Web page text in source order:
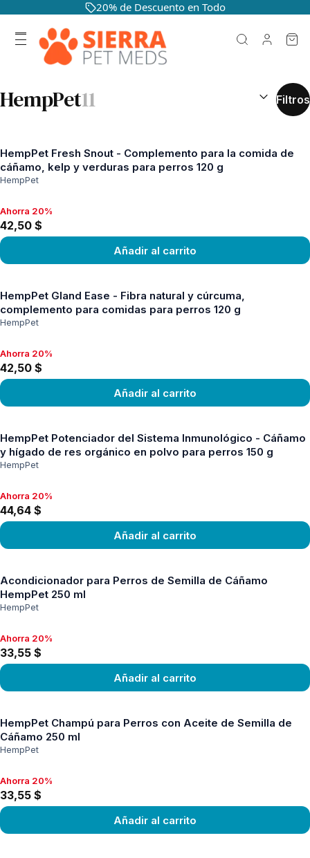
20% de Descuento en Todo
HempPet11 Filtros
HempPet Fresh Snout - Complemento para la comida de
cáñamo, kelp y verduras para perros 120 g
HempPet
Ahorra 20%, 42,50 $
Ahorra 20%
42,50 $
Añadir al carrito
HempPet Gland Ease - Fibra natural y cúrcuma,
complemento para comidas para perros 120 g
HempPet
Ahorra 20%, 42,50 $
Ahorra 20%
42,50 $
Añadir al carrito
HempPet Potenciador del Sistema Inmunológico - Cáñamo
y hígado de res orgánico en polvo para perros 150 g
HempPet
Ahorra 20%, 44,64 $
Ahorra 20%
44,64 $
Añadir al carrito
Acondicionador para Perros de Semilla de Cáñamo
HempPet 250 ml
HempPet
Ahorra 20%, 33,55 $
Ahorra 20%
33,55 $
Añadir al carrito
HempPet Champú para Perros con Aceite de Semilla de
Cáñamo 250 ml
HempPet
Ahorra 20%, 33,55 $
Ahorra 20%
33,55 $
Añadir al carrito